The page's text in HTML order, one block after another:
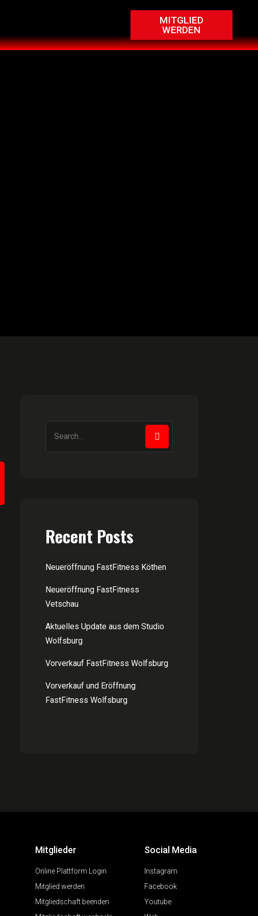
MITGLIED
WERDEN
Recent Posts
Neueröffnung FastFitness Köthen
Neueröffnung FastFitness
Vetschau
Aktuelles Update aus dem Studio
Wolfsburg
Vorverkauf FastFitness Wolfsburg
Vorverkauf und Eröffnung
FastFitness Wolfsburg
Mitglieder
Online Plattform Login
Mitglied werden
Mitgliedschaft beenden
Social Media
Instagram
Facebook
Youtube